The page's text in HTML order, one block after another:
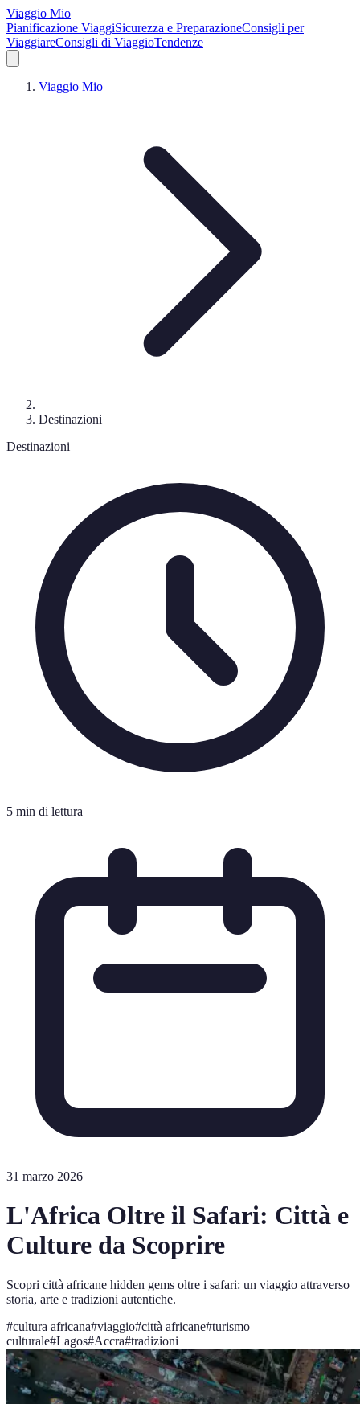
Viaggio Mio
Pianificazione ViaggiSicurezza e PreparazioneConsigli per
ViaggiareConsigli di ViaggioTendenze
Viaggio Mio
Destinazioni
Destinazioni
5 min di lettura
31 marzo 2026
L'Africa Oltre il Safari: Città e
Culture da Scoprire
Scopri città africane hidden gems oltre i safari: un viaggio attraverso
storia, arte e tradizioni autentiche.
#cultura africana#viaggio#città africane#turismo
culturale#Lagos#Accra#tradizioni